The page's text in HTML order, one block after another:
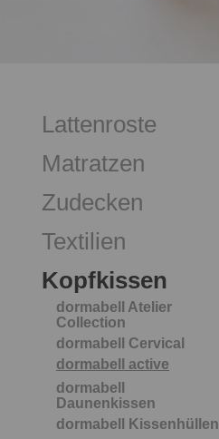
Lattenroste
Matratzen
Zudecken
Textilien
Kopfkissen
dormabell Atelier
Collection
dormabell Cervical
dormabell active
dormabell
Daunenkissen
dormabell Kissenhüllen